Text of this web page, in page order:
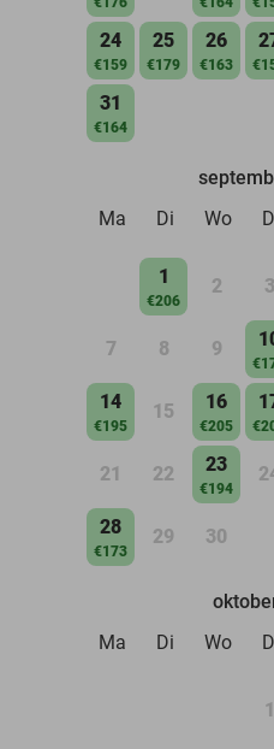
24
€159
25
€179
26
€163
31
€164
Ma
Di Wo
1
€206
2 3
7 8 9
14
€195
15 16
€205
21 22 23
€194
28
€173
29 30
Ma
Di Wo
1